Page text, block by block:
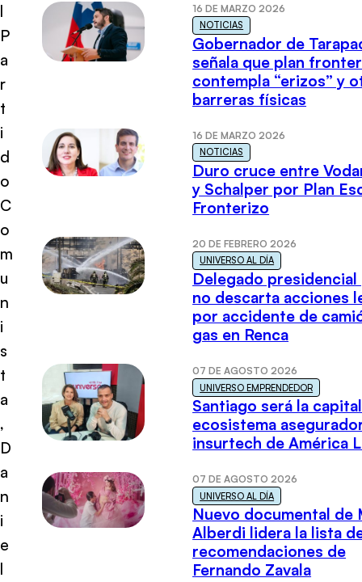
l
P
a
r
t
i
d
o
C
o
m
u
n
i
s
t
a
,
D
a
n
i
e
l
16 DE MARZO 2026
NOTICIAS
Gobernador de
señala que plan
contempla “erizos” y
barreras físicas
16 DE MARZO 2026
NOTICIAS
Duro cruce entre
y Schalper por Plan
Fronterizo
20 DE FEBRERO 2026
UNIVERSO AL DÍA
Delegado presidencial
no descarta acciones
por accidente de
gas en Renca
07 DE AGOSTO 2026
UNIVERSO EMPRENDEDOR
Santiago será la
ecosistema
insurtech de América
07 DE AGOSTO 2026
UNIVERSO AL DÍA
Nuevo documental de
Alberdi lidera la lista
recomendaciones de
Fernando Zavala